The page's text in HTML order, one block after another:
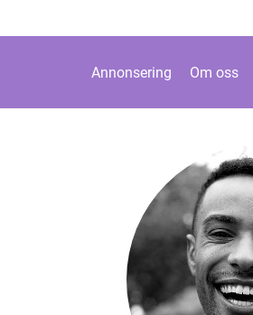
Annonsering Om oss